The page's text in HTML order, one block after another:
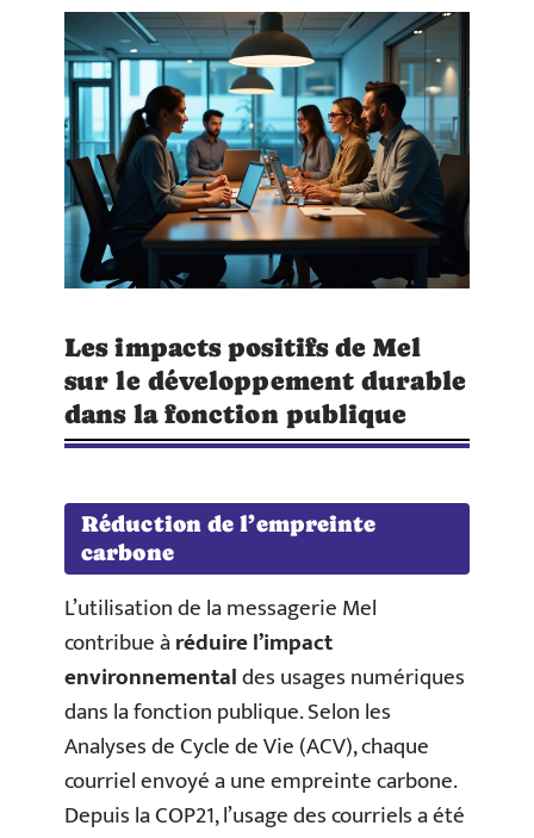
Les impacts positifs de Mel
sur le développement durable
dans la fonction publique
Réduction de l’empreinte
carbone
L’utilisation de la messagerie Mel
contribue àréduire l’impact
environnementaldes usages numériques
dans la fonction publique. Selon les
Analyses de Cycle de Vie (ACV), chaque
courriel envoyé a une empreinte carbone.
Depuis la COP21, l’usage des courriels a été